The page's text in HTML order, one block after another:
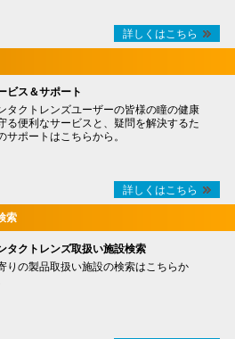
詳しくはこちら
ビス＆サポート
タクトレンズユーザーの皆様の瞳の健康
る便利なサービスと、疑問を解決するた
サポートはこちらから。
詳しくはこちら
索
タクトレンズ取扱い施設検索
りの製品取扱い施設の検索はこちらか